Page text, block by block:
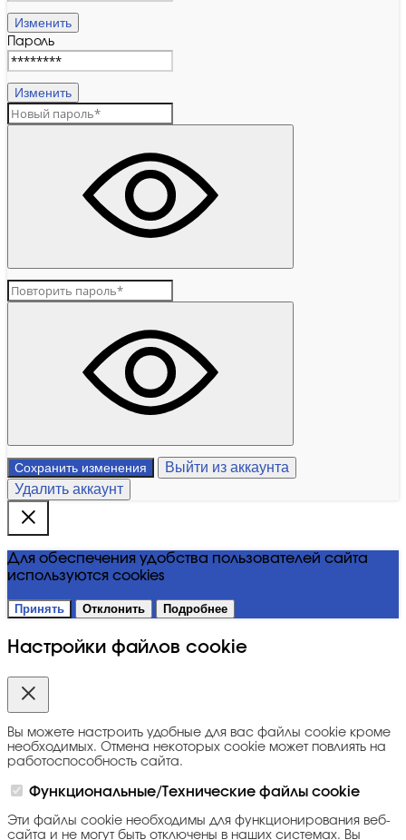
Изменить
Пароль
Изменить
Сохранить изменения
Выйти из аккаунта
Удалить аккаунт
Для обеспечения удобства пользователей сайта
используются cookies
Принять Отклонить Подробнее
Настройки файлов cookie
Вы можете настроить удобные для вас файлы cookie кроме
необходимых. Отмена некоторых cookie может повлиять на
работоспособность сайта.
Функциональные/Технические файлы cookie
Эти файлы cookie необходимы для функционирования веб-
сайта и не могут быть отключены в наших системах. Вы